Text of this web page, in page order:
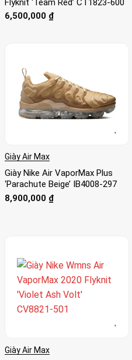
6,500,000 ₫
Giày Air Max
Giày Nike Air VaporMax Plus
‘Parachute Beige’ IB4008-297
8,900,000 ₫
Giày Air Max